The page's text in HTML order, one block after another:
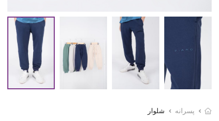
پسرانه شلوار